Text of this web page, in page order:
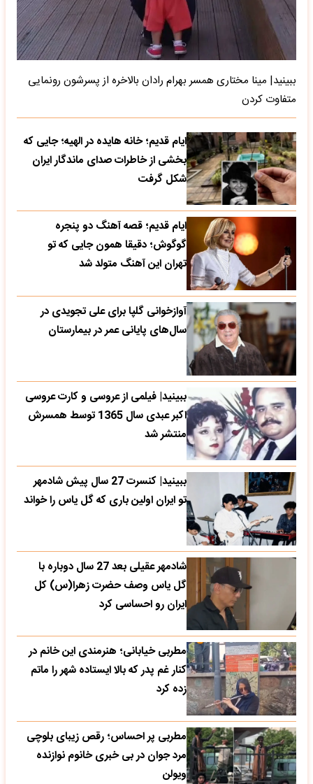
ببینید| مینا مختاری همسر بهرام رادان بالاخره از پسرشون رونمایی
متفاوت کردن
ایام قدیم؛ خانه هایده در الهیه؛ جایی که
بخشی از خاطرات صدای ماندگار ایران
شکل گرفت
ایام قدیم؛ قصه آهنگ دو پنجره
گوگوش؛ دقیقا همون جایی که تو
تهران این آهنگ متولد شد
آوازخوانی گلپا برای علی تجویدی در
سال‌های پایانی عمر در بیمارستان
ببینید| فیلمی از عروسی و کارت عروسی
اکبر عبدی سال 1365 توسط همسرش
منتشر شد
ببینید| کنسرت 27 سال پیش شادمهر
تو ایران اولین باری که گل یاس را خواند
شادمهر عقیلی بعد 27 سال دوباره با
گل یاس وصف حضرت زهرا(س) کل
ایران رو احساسی کرد
مطربی خیابانی؛ هنرمندی این خانم در
کنار غم پدر که بالا ایستاده شهر را ماتم
زده کرد
مطربی پر احساس؛ رقص زیبای بلوچی
مرد جوان در بی خبری خانوم نوازنده
ویولن